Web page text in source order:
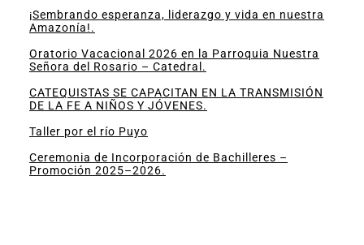
¡Sembrando esperanza, liderazgo y vida en nuestra
Amazonía!.
Oratorio Vacacional 2026 en la Parroquia Nuestra
Señora del Rosario – Catedral.
CATEQUISTAS SE CAPACITAN EN LA TRANSMISIÓN
DE LA FE A NIÑOS Y JÓVENES.
Taller por el río Puyo
Ceremonia de Incorporación de Bachilleres –
Promoción 2025–2026.